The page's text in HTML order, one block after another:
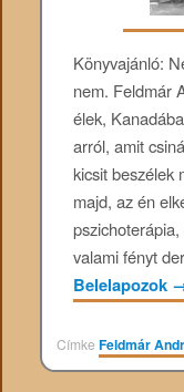
Könyvajánló:
nem. Feldmár
élek,
arról, amit
kicsit beszélek
majd, az én
valami fényt
Belelapozok
CímkeFeldmár